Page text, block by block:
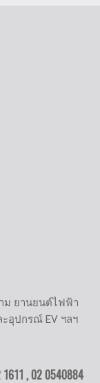
าม ยานยนต์ไฟฟ้า
อุปกรณ์ EV ฯลฯ
,02 0540884